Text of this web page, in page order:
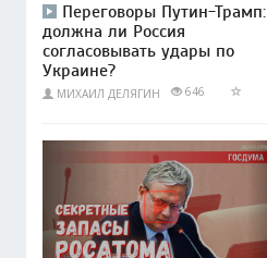
Переговоры Путин-Трамп:
должна ли Россия
согласовывать удары по
Украине?
МИХАИЛ ДЕЛЯГИН 646